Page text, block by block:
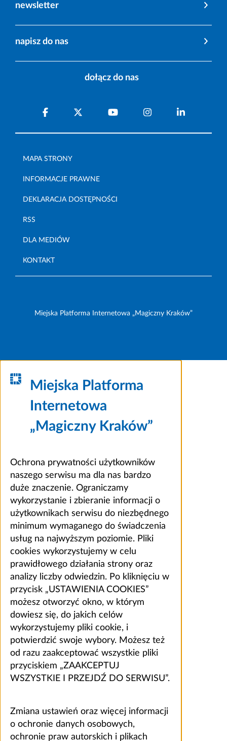
newsletter
napisz do nas
dołącz do nas
MAPA STRONY
INFORMACJE PRAWNE
DEKLARACJA DOSTĘPNOŚCI
RSS
DLA MEDIÓW
KONTAKT
Miejska Platforma Internetowa „Magiczny Kraków”
Miejska Platforma
Internetowa
„Magiczny Kraków”
Ochrona prywatności użytkowników
naszego serwisu ma dla nas bardzo
duże znaczenie. Ograniczamy
wykorzystanie i zbieranie informacji o
użytkownikach serwisu do niezbędnego
minimum wymaganego do świadczenia
usług na najwyższym poziomie. Pliki
cookies wykorzystujemy w celu
prawidłowego działania strony oraz
analizy liczby odwiedzin. Po kliknięciu w
przycisk „USTAWIENIA COOKIES”
możesz otworzyć okno, w którym
dowiesz się, do jakich celów
wykorzystujemy pliki cookie, i
potwierdzić swoje wybory. Możesz też
od razu zaakceptować wszystkie pliki
przyciskiem „ZAAKCEPTUJ
WSZYSTKIE I PRZEJDŹ DO SERWISU”.
Zmiana ustawień oraz więcej informacji
o ochronie danych osobowych,
ochronie praw autorskich i plikach